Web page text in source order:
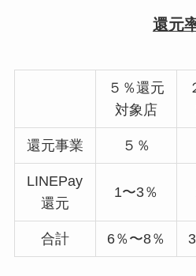
還元
５％還元
対象店
還元事業 ５％
LINEPay
還元
1〜3％
合計 6％〜8％